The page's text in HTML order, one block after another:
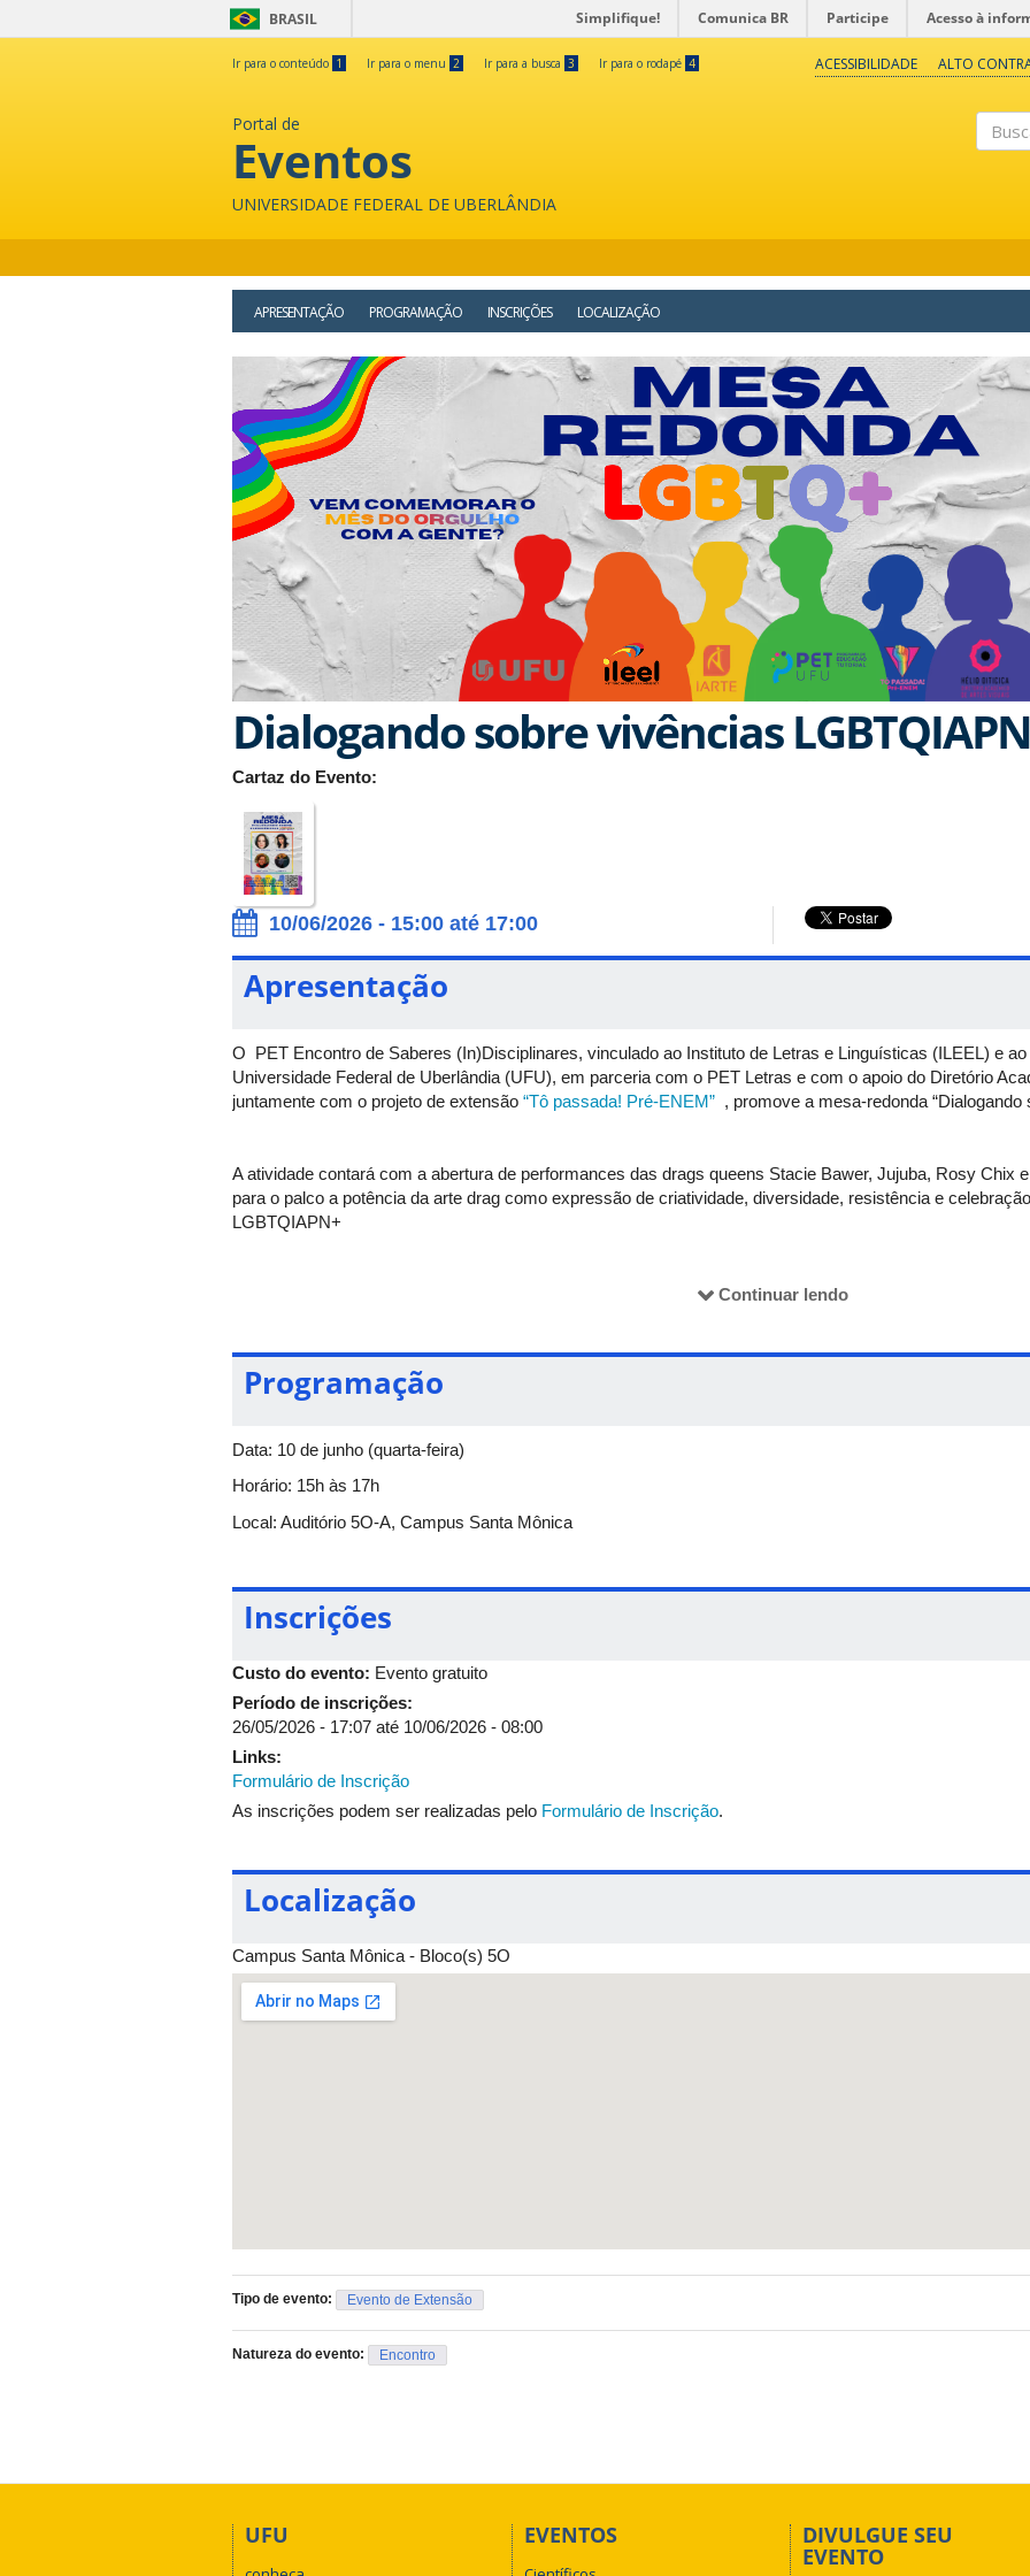
BRASIL Simplifique! Comunica BR Participe Acesso à
Ir para o conteúdo 1 Ir para o menu 2 Ir para a busca 3 Ir para o rodapé 4 ACESSIBILIDADE ALTO
Portal de
Eventos
UNIVERSIDADE FEDERAL DE UBERLÂNDIA
APRESENTAÇÃO PROGRAMAÇÃO INSCRIÇÕES LOCALIZAÇÃO
Dialogando sobre vivências
Cartaz do Evento:
10/06/2026 - 15:00 até 17:00
Apresentação
O PET Encontro de Saberes (In)Disciplinares, vinculado ao Instituto de Letras e Linguísticas (ILEEL) e
Universidade Federal de Uberlândia (UFU), em parceria com o PET Letras e com o apoio do Diretório
juntamente com o projeto de extensão “Tô passada! Pré-ENEM” , promove a mesa-redonda
A atividade contará com a abertura de performances das drags queens Stacie Bawer, Jujuba, Rosy Chix
para o palco a potência da arte drag como expressão de criatividade, diversidade, resistência e
LGBTQIAPN+
O evento é realizado no Mês do Orgulho e alinha-se ao tema da 30° Parada LGBT de São Paulo deste
Cruz Gabriela Garcia Buhler Maíra Sueco Maegava Córdula Miguel Augusto Alves dos Santos
Convidadas que participarão da mesa:
Prof.ª Dr.ª Lígia Soares Sene: especialista em Docência no Ensino Superior pela UFU e graduada
UFU.
Triângulo). Exerce o cargo de Coordenadora do projeto de Extensão da UFU (Universidade
Continuar lendo
Programação
Data: 10 de junho (quarta-feira)
Horário: 15h às 17h
Local: Auditório 5O-A, Campus Santa Mônica
Inscrições
Custo do evento: Evento gratuito
Período de inscrições:
26/05/2026 - 17:07 até 10/06/2026 - 08:00
Links:
Formulário de Inscrição
As inscrições podem ser realizadas pelo Formulário de Inscrição.
Localização
Campus Santa Mônica - Bloco(s) 5O
Tipo de evento: Evento de Extensão
Natureza do evento: Encontro
UFU EVENTOS DIVULGUE SEU
EVENTO